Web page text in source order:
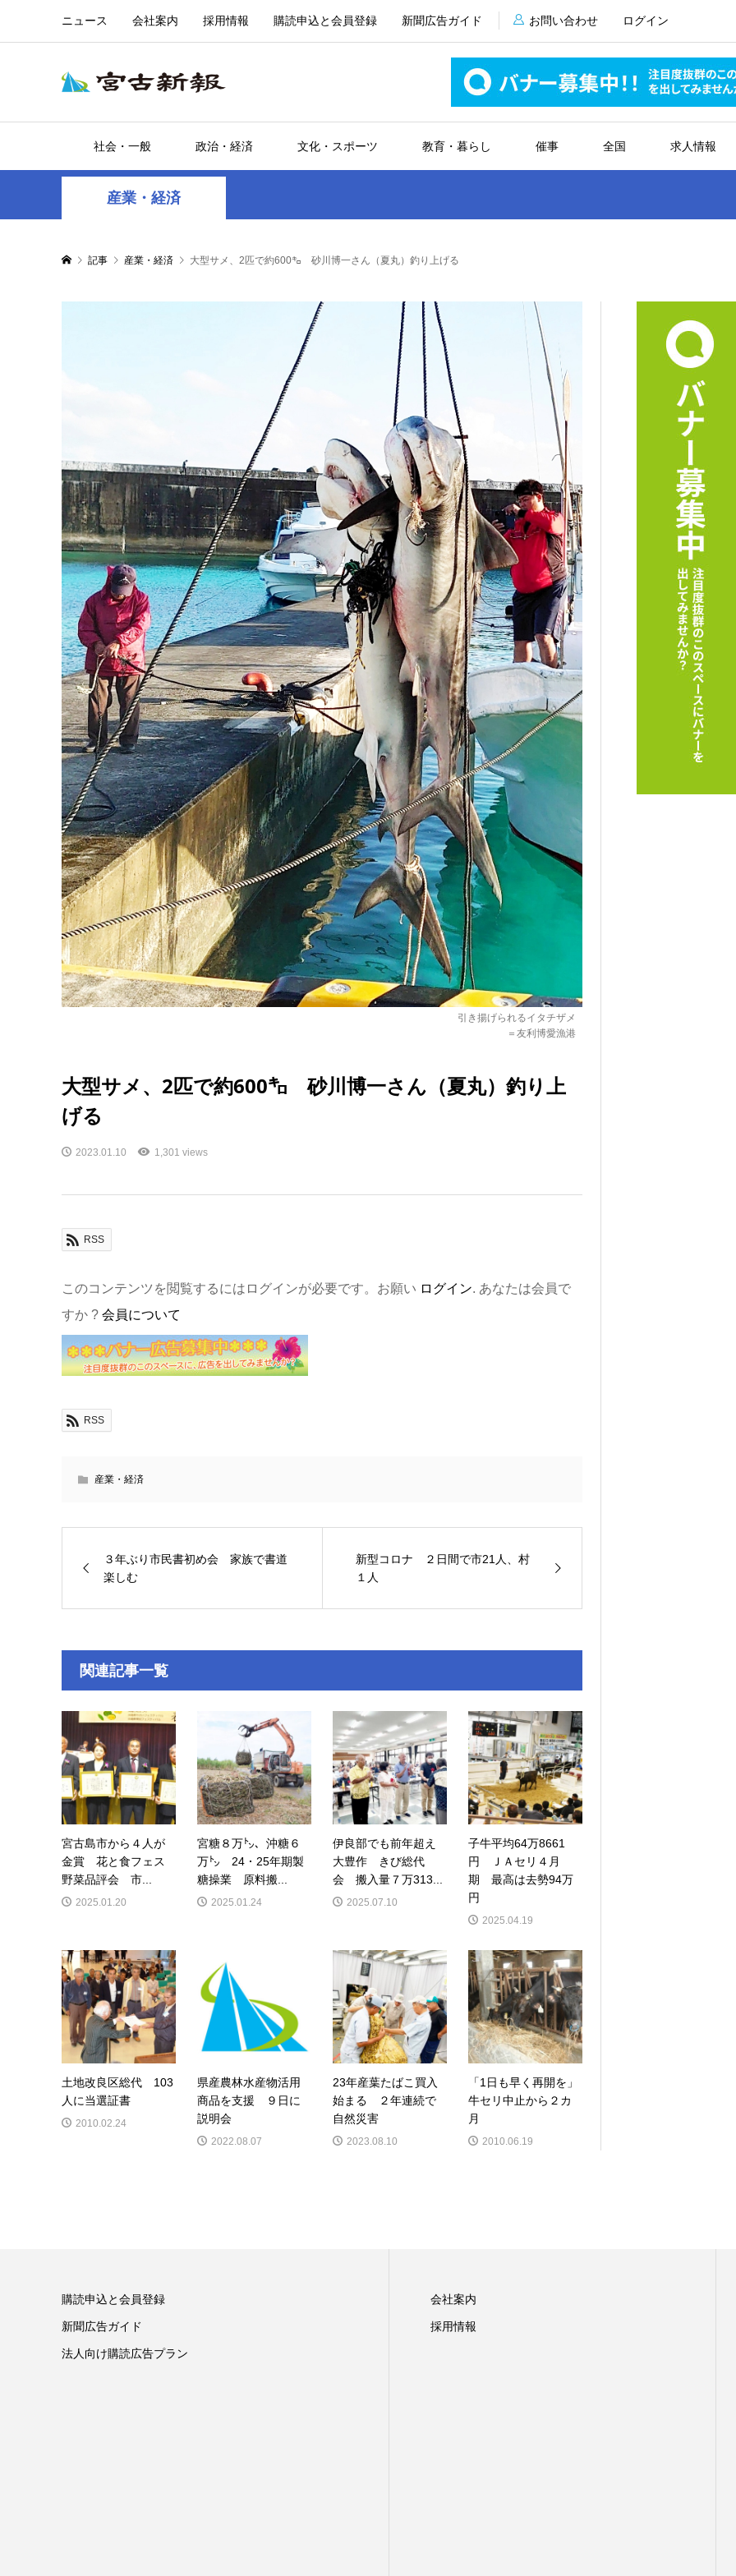
ニュース 会社案内 採用情報 購読申込と会員登録 新聞広告ガイド お問い合わせ ログイン
社会・一般 政治・経済 文化・スポーツ 教育・暮らし 催事 全国 求人情報
産業・経済
記事 産業・経済 大型サメ、2匹で約600㌔ 砂川博一さん（夏丸）釣り上げる
引き揚げられるイタチザメ
＝友利博愛漁港
大型サメ、2匹で約600㌔ 砂川博一さん（夏丸）釣り上
げる
2023.01.10 1,301 views
RSS
このコンテンツを閲覧するにはログインが必要です。お願い ログイン. あなたは会員で
すか ? 会員について
RSS
産業・経済
３年ぶり市民書初め会 家族で書道
楽しむ
新型コロナ ２日間で市21人、村
１人
関連記事一覧
宮古島市から４人が
金賞 花と食フェス
野菜品評会 市...
2025.01.20
宮糖８万㌧、沖糖６
万㌧ 24・25年期製
糖操業 原料搬...
2025.01.24
伊良部でも前年超え
大豊作 きび総代
会 搬入量７万313...
2025.07.10
子牛平均64万8661
円 ＪＡセリ４月
期 最高は去勢94万
円
2025.04.19
土地改良区総代 103
人に当選証書
2010.02.24
県産農林水産物活用
商品を支援 ９日に
説明会
2022.08.07
23年産葉たばこ買入
始まる ２年連続で
自然災害
2023.08.10
「1日も早く再開を」
牛セリ中止から２カ
月
2010.06.19
購読申込と会員登録
新聞広告ガイド
法人向け購読広告プラン
会社案内
採用情報